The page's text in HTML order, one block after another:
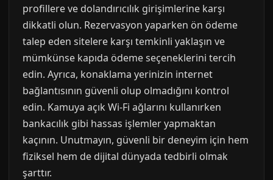
profillere ve dolandırıcılık girişimlerine karşı
dikkatli olun. Rezervasyon yaparken ön ödeme
talep eden sitelere karşı temkinli yaklaşın ve
mümkünse kapıda ödeme seçeneklerini tercih
edin. Ayrıca, konaklama yerinizin internet
bağlantısının güvenli olup olmadığını kontrol
edin. Kamuya açık Wi-Fi ağlarını kullanırken
bankacılık gibi hassas işlemler yapmaktan
kaçının. Unutmayın, güvenli bir deneyim için hem
fiziksel hem de dijital dünyada tedbirli olmak
şarttır.